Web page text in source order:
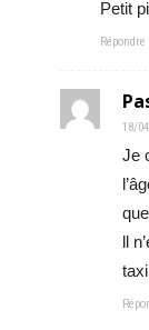
Petit
Répondre
18/
Je
ll